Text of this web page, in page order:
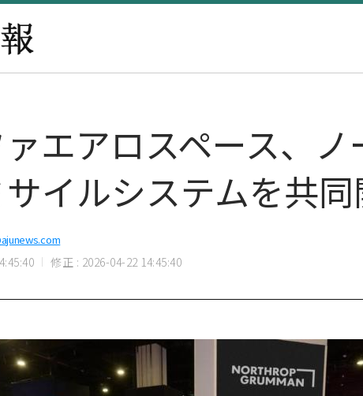
エアロスペース、
イルシステムを共
修正 : 2026-04-22 14:45:40